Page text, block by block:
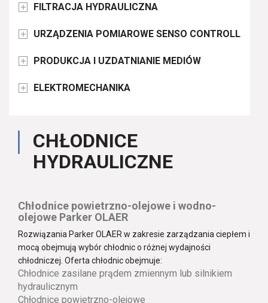
FILTRACJA HYDRAULICZNA

URZĄDZENIA POMIAROWE SENSO CONTROLL

PRODUKCJA I UZDATNIANIE MEDIÓW

ELEKTROMECHANIKA

CHŁODNICE
HYDRAULICZNE
Chłodnice powietrzno-olejowe i wodno-
olejowe Parker OLAER
Rozwiązania Parker OLAER w zakresie zarządzania ciepłem i
mocą obejmują wybór chłodnic o różnej wydajności
chłodniczej. Oferta chłodnic obejmuje:
Chłodnice zasilane prądem zmiennym lub silnikiem
hydraulicznym
Chłodnice powietrzno-olejowe